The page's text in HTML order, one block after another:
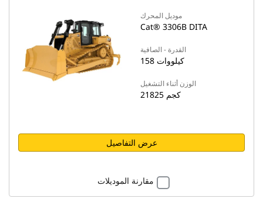
موديل المحرك
Cat® 3306B DITA
القدرة - الصافية
158 كيلووات
الوزن أثناء التشغيل
21825 كجم
عرض التفاصيل
مقارنة الموديلات